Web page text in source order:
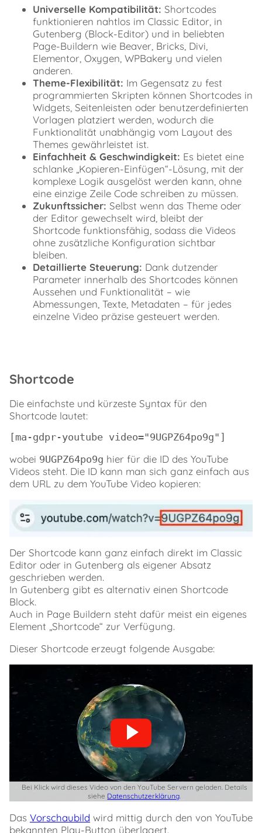
–
Häufig
gestellte
Fragen
Software
Installation
und
Aktualisierung
Installation
Aktualisierung
Download
Spenden
❤️
Disclaimer
Change
Log
Source
Code
Universelle Kompatibilität: Shortcodes
funktionieren nahtlos im Classic Editor, in
Gutenberg (Block-Editor) und in beliebten
Page-Buildern wie Beaver, Bricks, Divi,
Elementor, Oxygen, WPBakery und vielen
anderen.
Theme-Flexibilität: Im Gegensatz zu fest
programmierten Skripten können Shortcodes in
Widgets, Seitenleisten oder benutzerdefinierten
Vorlagen platziert werden, wodurch die
Funktionalität unabhängig vom Layout des
Themes gewährleistet ist.
Einfachheit & Geschwindigkeit: Es bietet eine
schlanke „Kopieren-Einfügen“-Lösung, mit der
komplexe Logik ausgelöst werden kann, ohne
eine einzige Zeile Code schreiben zu müssen.
Zukunftssicher: Selbst wenn das Theme oder
der Editor gewechselt wird, bleibt der
Shortcode funktionsfähig, sodass die Videos
ohne zusätzliche Konfiguration sichtbar
bleiben.
Detaillierte Steuerung: Dank dutzender
Parameter innerhalb des Shortcodes können
Aussehen und Funktionalität – wie
Abmessungen, Texte, Metadaten – für jedes
einzelne Video präzise gesteuert werden.
Shortcode
Die einfachste und kürzeste Syntax für den
Shortcode lautet:
[ma-gdpr-youtube video="9UGPZ64po9g"]
wobei 9UGPZ64po9g hier für die ID des YouTube
Videos steht. Die ID kann man sich ganz einfach aus
dem URL zu dem YouTube Video kopieren:
Der Shortcode kann ganz einfach direkt im Classic
Editor oder in Gutenberg als eigener Absatz
geschrieben werden.
In Gutenberg gibt es alternativ einen Shortcode
Block.
Auch in Page Buildern steht dafür meist ein eigenes
Element „Shortcode“ zur Verfügung.
Dieser Shortcode erzeugt folgende Ausgabe:
Bei Klick wird dieses Video von den YouTube Servern geladen. Details
siehe Datenschutzerklärung
Das Vorschaubild wird mittig durch den von YouTube
bekannten Play-Button überlagert.